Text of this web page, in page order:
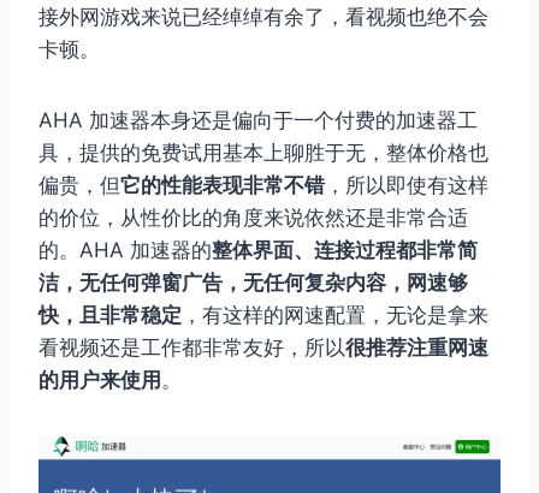
接外网游戏来说已经绰绰有余了，看视频也绝不会
卡顿。
AHA 加速器本身还是偏向于一个付费的加速器工
具，提供的免费试用基本上聊胜于无，整体价格也
偏贵，但它的性能表现非常不错，所以即使有这样
的价位，从性价比的角度来说依然还是非常合适
的。AHA 加速器的整体界面、连接过程都非常简
洁，无任何弹窗广告，无任何复杂内容，网速够
快，且非常稳定 ，有这样的网速配置，无论是拿来
看视频还是工作都非常友好，所以很推荐注重网速
的用户来使用 。